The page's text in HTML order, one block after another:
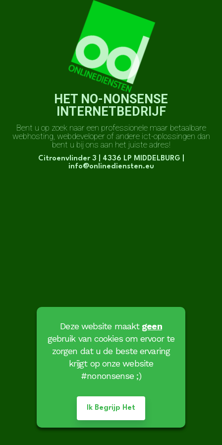
HET NO-NONSENSE
INTERNETBEDRIJF
Bent u op zoek naar een professionele maar betaalbare
webhosting, webdeveloper of andere ict-oplossingen dan
bent u bij ons aan het juiste adres!
Citroenvlinder 3 | 4336 LP MIDDELBURG |
info@onlinediensten.eu
Deze website maakt geen
gebruik van cookies om ervoor te
zorgen dat u de beste ervaring
krijgt op onze website
#nononsense ;)
Ik Begrijp Het